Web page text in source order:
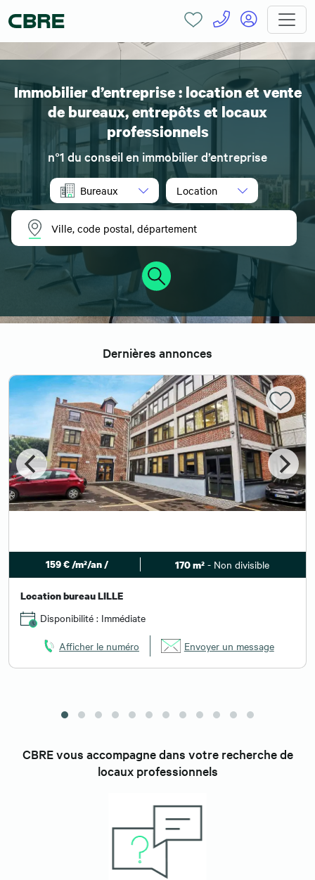
Immobilier d’entreprise : location et vente
de bureaux, entrepôts et locaux
professionnels
n°1 du conseil en immobilier d’entreprise
Bureaux Location
Dernières annonces
159 € /m²/an / 170 m²- Non divisible
Location bureau LILLE
Disponibilité : Immédiate
Afficher le numéro Envoyer un message
CBRE vous accompagne dans votre recherche de
locaux professionnels